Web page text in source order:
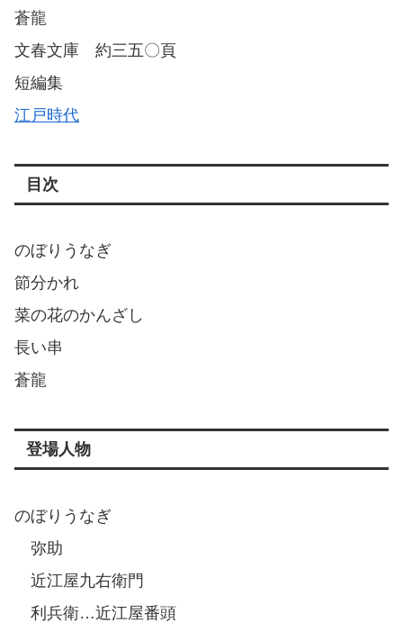
蒼龍
文春文庫 約三五〇頁
短編集
江戸時代
目次
のぼりうなぎ
節分かれ
菜の花のかんざし
長い串
蒼龍
登場人物
のぼりうなぎ
弥助
近江屋九右衛門
利兵衛…近江屋番頭